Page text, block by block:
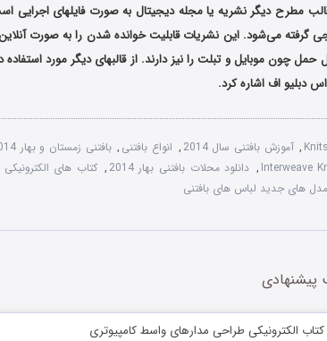
مطرح دیگر نشریه یا مجله دیجیتال به صورت فایلهای اجرایی است
گرفته می‌شود. این نشریات قابلیت خوانده شدن را به صورت
حمل چون موبایل و تبلت را نیز دارند. از قالبهای دیگر مورد
دبلیو اف اشاره کرد.
Knits
, آموزش بافتنی سال 2014 , انواع بافتنی , بافتنی زمستان و بهار 2014
, دانلود محلات بافتنی بهار 2014 , کتاب های
مدل های جدید لباس های بافتنی
پیشنهادی
کتاب الکترونیکی طراحی مدارهای واسط کامپیوتری